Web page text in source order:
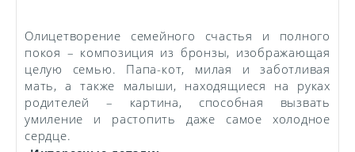
Олицетворение семейного счастья и полного
покоя – композиция из бронзы, изображающая
целую семью. Папа-кот, милая и заботливая
мать, а также малыши, находящиеся на руках
родителей – картина, способная вызвать
умиление и растопить даже самое холодное
сердце.